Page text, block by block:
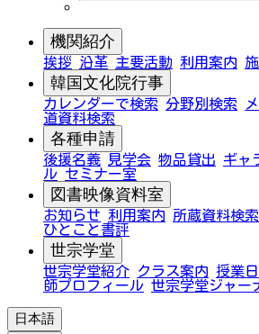
機関紹介
挨拶 沿革 主要活動 利用案内
韓国文化院行事
カレンダーで検索 分野別検索
道資料検索
各種申請
後援名義 見学会 物品貸出 ギャ
ル セミナー室
図書映像資料室
お知らせ 利用案内 所蔵資料検索
ひとこと書評
世宗学堂
世宗学堂紹介 クラス案内 授業
師プロフィール 世宗学堂ジャー
日本語